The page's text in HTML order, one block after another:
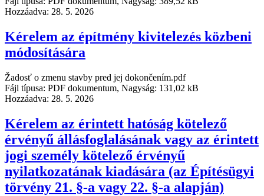
Hozzáadva: 28. 5. 2026
Kérelem az építmény kivitelezés közbeni
módosítására
Žadosť o zmenu stavby pred jej dokončením.pdf
Fájl típusa: PDF dokumentum, Nagyság: 131,02 kB
Hozzáadva: 28. 5. 2026
Kérelem az érintett hatóság kötelező
érvényű állásfoglalásának vagy az érintett
jogi személy kötelező érvényű
nyilatkozatának kiadására (az Építésügyi
törvény 21. §-a vagy 22. §-a alapján)